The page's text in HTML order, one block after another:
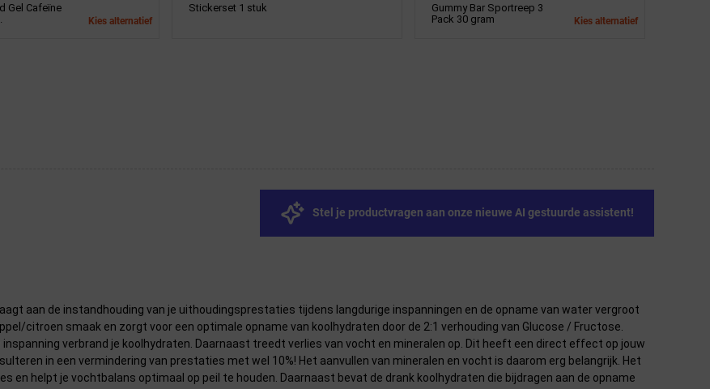
Gel Cafeïne
Kies alternatief
Stickerset 1 stuk
Gummy Bar Sportreep 3
Pack 30 gram
Kies alternatief
Stel je productvragen aan onze nieuwe AI gestuurde assistent!
aan de instandhouding van je uithoudingsprestaties tijdens langdurige inspanningen en de opname van water vergroot
citroen smaak en zorgt voor een optimale opname van koolhydraten door de 2:1 verhouding van Glucose / Fructose.
inspanning verbrand je koolhydraten. Daarnaast treedt verlies van vocht en mineralen op. Dit heeft een direct effect op jouw
in een vermindering van prestaties met wel 10%! Het aanvullen van mineralen en vocht is daarom erg belangrijk. Het
en helpt je vochtbalans optimaal op peil te houden. Daarnaast bevat de drank koolhydraten die bijdragen aan de opname